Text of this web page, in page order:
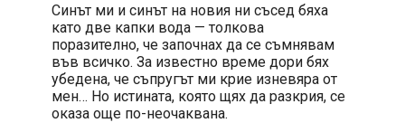
Синът ми и синът на новия ни съсед бяха
като две капки вода — толкова
поразително, че започнах да се съмнявам
във всичко. За известно време дори бях
убедена, че съпругът ми крие изневяра от
мен… Но истината, която щях да разкрия, се
оказа още по-неочаквана.